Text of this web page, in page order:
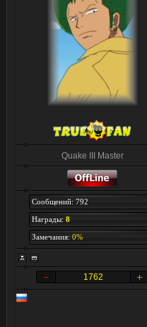
Quake III Master
Сообщений: 792
Награды: 8
Замечания: 0%
1762